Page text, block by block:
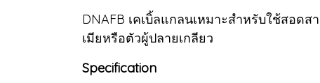
DNAFB เคเบิ้ลแกลนเหมาะสำหรับใช้สอด
เมียหรือตัวผู้ปลายเกลียว
Specification